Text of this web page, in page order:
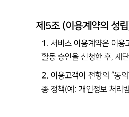
제5조 (이용계약의 성
1. 서비스 이용계약은 이용
활동 승인을 신청한 후, 재
2. 이용고객이 전항의 “동
종 정책(예: 개인정보 처리